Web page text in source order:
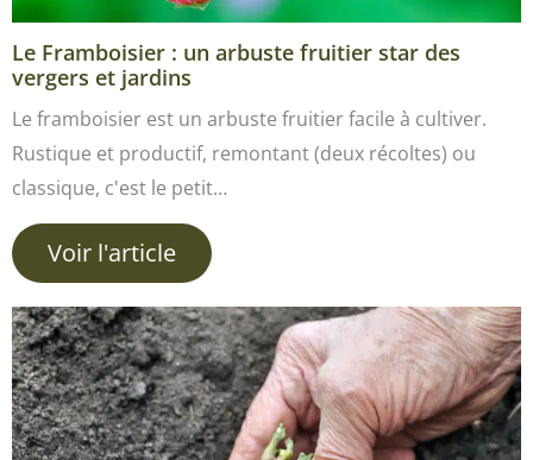
Le Framboisier : un arbuste fruitier star des
vergers et jardins
Le framboisier est un arbuste fruitier facile à cultiver.
Rustique et productif, remontant (deux récoltes) ou
classique, c'est le petit…
Voir l'article